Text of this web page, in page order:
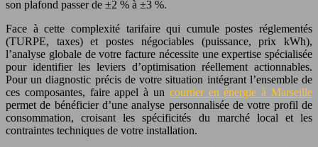
son plafond passer de ±2 % à ±3 %.
Face à cette complexité tarifaire qui cumule postes réglementés
(TURPE, taxes) et postes négociables (puissance, prix kWh),
l’analyse globale de votre facture nécessite une expertise spécialisée
pour identifier les leviers d’optimisation réellement actionnables.
Pour un diagnostic précis de votre situation intégrant l’ensemble de
ces composantes, faire appel à un courtier en énergie à Marseille
permet de bénéficier d’une analyse personnalisée de votre profil de
consommation, croisant les spécificités du marché local et les
contraintes techniques de votre installation.